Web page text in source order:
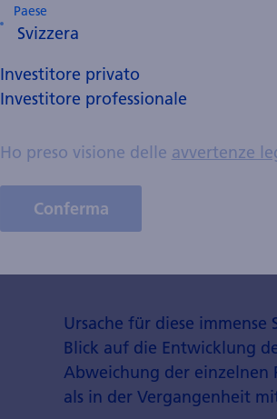
Quelle: Zürcher Kantonalbank,
Ursache für diese
Blick auf die Entwicklung
Abweichung der
als in der Vergangenheit
Paese
Investitore privato
Investitore professionale
Ho preso visione delle avvertenze
Conferma